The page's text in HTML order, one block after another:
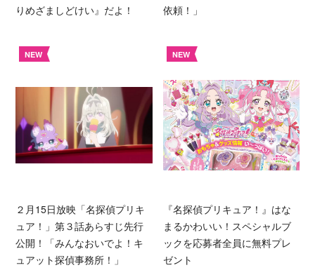
りめざましどけい』だよ！
依頼！」
NEW
２月15日放映「名探偵プリキ
ュア！」第３話あらすじ先行
公開！「みんなおいでよ！キ
ュアット探偵事務所！」
NEW
『名探偵プリキュア！』はな
まるかわいい！スペシャルブ
ックを応募者全員に無料プレ
ゼント